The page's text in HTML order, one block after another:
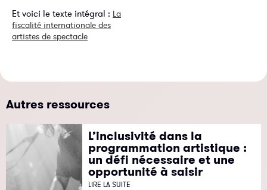
Et voici le texte intégral : La
fiscalité internationale des
artistes de spectacle
Autres ressources
L’inclusivité dans la
programmation artistique :
un défi nécessaire et une
opportunité à saisir
LIRE LA SUITE